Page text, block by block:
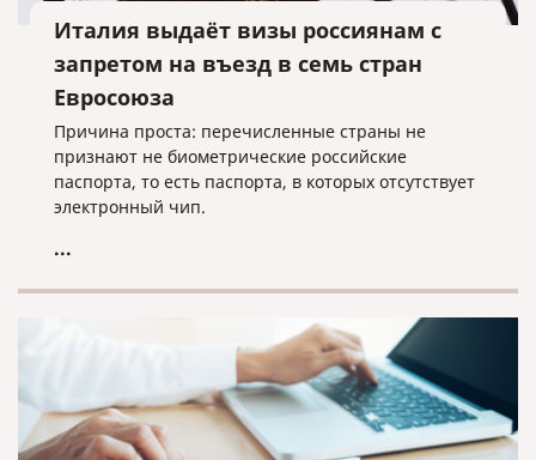
Италия выдаёт визы россиянам с
запретом на въезд в семь стран
Евросоюза
Причина проста: перечисленные страны не
признают не биометрические российские
паспорта, то есть паспорта, в которых отсутствует
электронный чип.
...